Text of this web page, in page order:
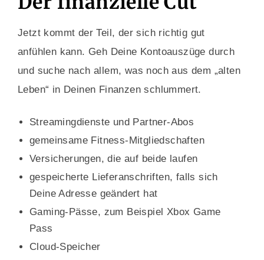
Jetzt kommt der Teil, der sich richtig gut
anfühlen kann. Geh Deine Kontoauszüge durch
und suche nach allem, was noch aus dem „alten
Leben“ in Deinen Finanzen schlummert.
Streamingdienste und Partner-Abos
gemeinsame Fitness-Mitgliedschaften
Versicherungen, die auf beide laufen
gespeicherte Lieferanschriften, falls sich
Deine Adresse geändert hat
Gaming-Pässe, zum Beispiel Xbox Game
Pass
Cloud-Speicher